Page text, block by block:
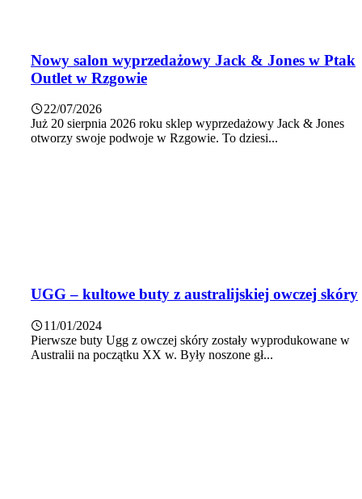
Nowy salon wyprzedażowy Jack & Jones w Ptak
Outlet w Rzgowie
22/07/2026
Już 20 sierpnia 2026 roku sklep wyprzedażowy Jack & Jones
otworzy swoje podwoje w Rzgowie. To dziesi...
UGG – kultowe buty z australijskiej owczej skóry
11/01/2024
Pierwsze buty Ugg z owczej skóry zostały wyprodukowane w
Australii na początku XX w. Były noszone gł...